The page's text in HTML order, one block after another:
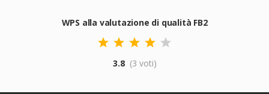
WPS alla valutazione di qualità FB2
3.8 (3 voti)